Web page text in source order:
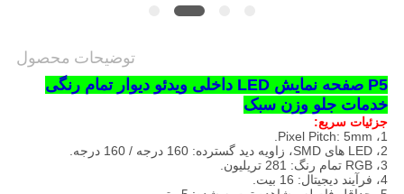
توضیحات محصول
P5 صفحه نمایش LED داخلی ویدئو دیوار تمام رنگی
خدمات جلو وزن سبک
جزئیات سریع:
1، Pixel Pitch: 5mm.
2، LED های SMD، زاویه دید گسترده: 160 درجه / 160 درجه.
3، RGB تمام رنگ: 281 تریلیون.
4، فرآیند دیجیتال: 16 بیت.